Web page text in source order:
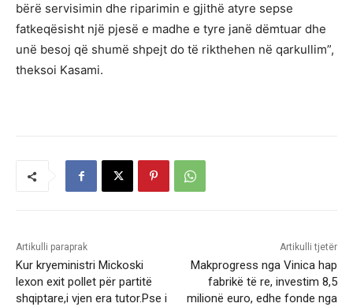
bërë servisimin dhe riparimin e gjithë atyre sepse
fatkeqësisht një pjesë e madhe e tyre janë dëmtuar dhe
unë besoj që shumë shpejt do të rikthehen në qarkullim”,
theksoi Kasami.
Artikulli paraprak
Kur kryeministri Mickoski
lexon exit pollet për partitë
shqiptare,i vjen era tutor.Pse i
Artikulli tjetër
Makprogress nga Vinica hap
fabrikë të re, investim 8,5
milionë euro, edhe fonde nga